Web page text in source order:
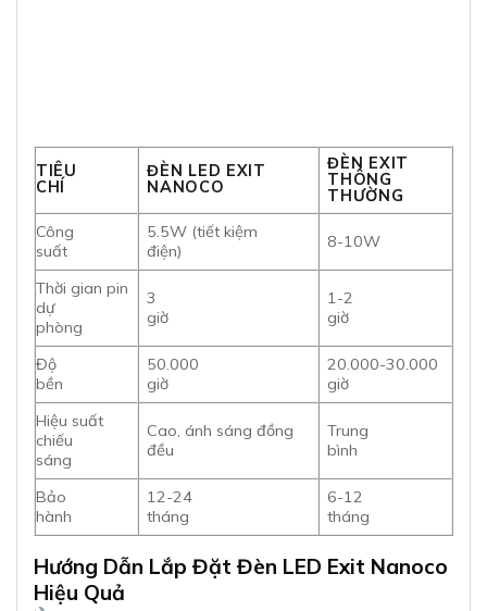
TIÊU
CHÍ
ĐÈN LED EXIT
NANOCO
ĐÈN EXIT
THÔNG
THƯỜNG
Công
suất
5.5W (tiết kiệm
điện)
8-10W
Thời gian pin
dự
phòng
3
giờ
1-2
giờ
Độ
bền
50.000
giờ
20.000-30.000
giờ
Hiệu suất
chiếu
sáng
Cao, ánh sáng đồng
đều
Trung
bình
Bảo
hành
12-24
tháng
6-12
tháng
Hướng Dẫn Lắp Đặt Đèn LED Exit Nanoco
Hiệu Quả